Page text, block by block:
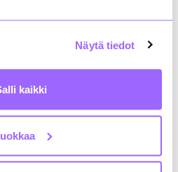
Näytä tiedot
kaikki
Kotaniemi